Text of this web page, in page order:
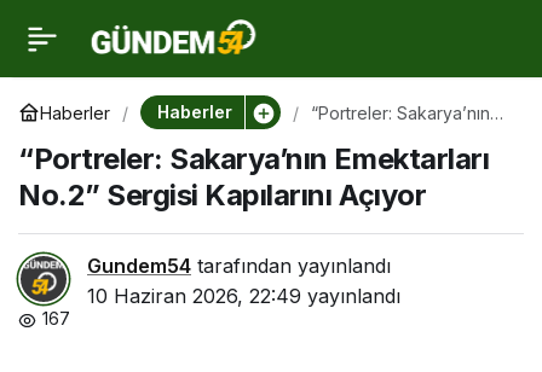
Haberler Haberler
“Portreler: Sakarya’nın
Kapılarını Açıyor
“Portreler: Sakarya’nın Emektarları
No.2” Sergisi Kapılarını Açıyor
Gundem54 tarafından yayınlandı
10 Haziran 2026, 22:49 yayınlandı
167
“Portreler: Sakarya’nın
Emektarları No.2”
Sergisi Kapılarını Açıyor